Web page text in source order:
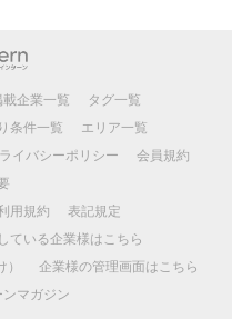
載企業一覧
タグ一覧
条件一覧
エリア一覧
イバシーポリシー
会員規約
用規約
表記規定
ている企業様はこちら
企業様の管理画面はこちら
マガジン